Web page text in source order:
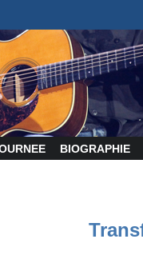
BIOGRAPHIE